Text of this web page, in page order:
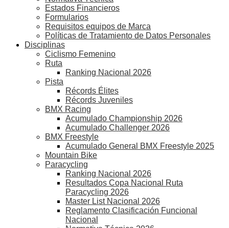
Estados Financieros
Formularios
Requisitos equipos de Marca
Políticas de Tratamiento de Datos Personales
Disciplinas
Ciclismo Femenino
Ruta
Ranking Nacional 2026
Pista
Récords Élites
Récords Juveniles
BMX Racing
Acumulado Championship 2026
Acumulado Challenger 2026
BMX Freestyle
Acumulado General BMX Freestyle 2025
Mountain Bike
Paracycling
Ranking Nacional 2026
Resultados Copa Nacional Ruta
Paracycling 2026
Master List Nacional 2026
Reglamento Clasificación Funcional
Nacional